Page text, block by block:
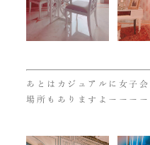
あとはカジュアルに女子
場所もありますよーーー